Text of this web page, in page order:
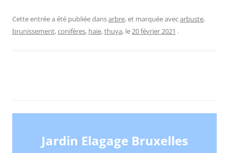
Cette entrée a été publiée dansarbre, et marquée avecarbuste,
brunissement,conifères, haie,thuya, le20 février 2021 .
Jardin Elagage Bruxelles